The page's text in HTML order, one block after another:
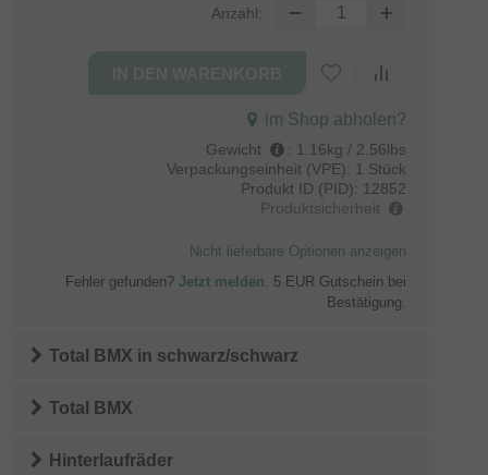
Anzahl:
im Shop abholen?
Gewicht : 1.16kg / 2.56lbs
Verpackungseinheit (VPE): 1 Stück
Produkt ID (PID): 12852
Produktsicherheit
Nicht lieferbare Optionen anzeigen
Fehler gefunden? Jetzt melden. 5 EUR Gutschein bei
Bestätigung.
Total BMX in schwarz/schwarz
Total BMX
Hinterlaufräder